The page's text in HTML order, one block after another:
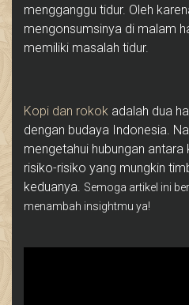
mengganggu tidur. Oleh
mengonsumsinya di malam
memiliki masalah tidur.
Kopi dan rokok adalah dua
dengan budaya Indonesia.
mengetahui hubungan
risiko-risiko yang mungkin
keduanya. Semoga artikel ini
menambah insightmu ya!